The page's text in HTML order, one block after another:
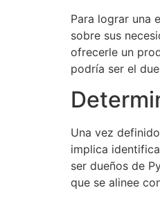
Para lograr una
sobre sus
ofrecerle un
podría ser el
Una vez
implica
ser dueños de
que se alinee